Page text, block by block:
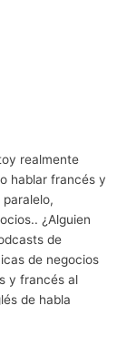
realmente
hablar francés y
¿Alguien
de
de negocios
y francés al
de habla